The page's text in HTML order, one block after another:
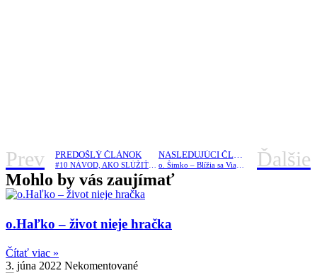
Prev PREDOŠLÝ ČLÁNOK NASLEDUJÚCI ČLÁNOK
o. Šimko – Blížia sa Vianoce /z archívu/ Ďalšie
Mohlo by vás zaujímať
o.Haľko – život nieje hračka
Čítať viac »
3. júna 2022 Nekomentované